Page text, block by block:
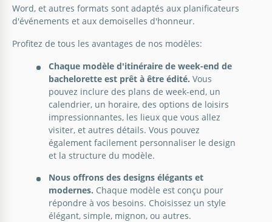
Google Docs
de vie de garçon
Enterrement de vie de jeune fille
Programme
Planifiez le meilleur moment avec vos amis en
utilisant ce modèle d'itinéraire de fête de
bachelorette !
Google Slides
Word, et autres formats sont adaptés aux planificateurs
d'événements et aux demoiselles d'honneur.
Profitez de tous les avantages de nos modèles:
Chaque modèle d'itinéraire de week-end de
bachelorette est prêt à être édité. Vous
pouvez inclure des plans de week-end, un
calendrier, un horaire, des options de loisirs
impressionnantes, les lieux que vous allez
visiter, et autres détails. Vous pouvez
également facilement personnaliser le design
et la structure du modèle.
Nous offrons des designs élégants et
modernes. Chaque modèle est conçu pour
répondre à vos besoins. Choisissez un style
élégant, simple, mignon, ou autres.